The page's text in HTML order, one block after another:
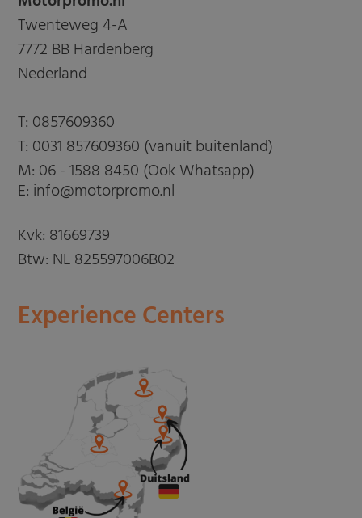
Twenteweg 4-A
7772 BB Hardenberg
Nederland
T: 0857609360
T: 0031 857609360 (vanuit buitenland)
M: 06 - 1588 8450 (Ook Whatsapp)
E: info@motorpromo.nl
Kvk: 81669739
Btw: NL 825597006B02
Experience Centers